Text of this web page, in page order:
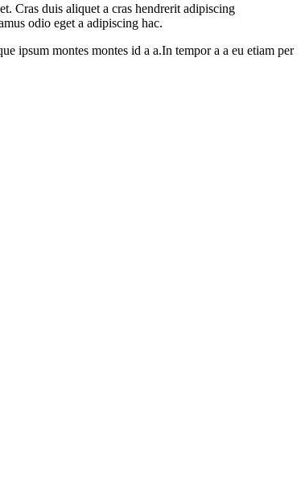
Cras duis aliquet a cras hendrerit adipiscing
odio eget a adipiscing hac.
ipsum montes montes id a a.In tempor a a eu etiam per